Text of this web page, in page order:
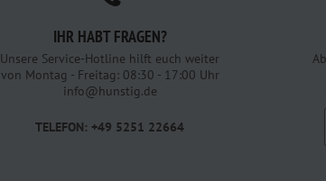
IHR HABT FRAGEN?
Unsere Service-Hotline hilft euch weiter
von Montag - Freitag: 08:30 - 17:00 Uhr
info@hunstig.de
TELEFON: +49 5251 22664